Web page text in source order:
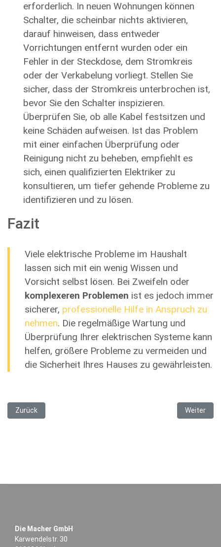
erforderlich. In neuen Wohnungen können
Schalter, die scheinbar nichts aktivieren,
darauf hinweisen, dass entweder
Vorrichtungen entfernt wurden oder ein
Fehler in der Steckdose, dem Stromkreis
oder der Verkabelung vorliegt. Stellen Sie
sicher, dass der Stromkreis unterbrochen ist,
bevor Sie den Schalter inspizieren.
Überprüfen Sie, ob alle Kabel festsitzen und
keine Schäden aufweisen. Ist das Problem
mit einer einfachen Überprüfung oder
Reinigung nicht zu beheben, empfiehlt es
sich, einen qualifizierten Elektriker zu
konsultieren, um tiefer gehende Probleme zu
identifizieren und zu lösen.
Fazit
Viele elektrische Probleme im Haushalt
lassen sich mit ein wenig Wissen und
Vorsicht selbst lösen. Bei Zweifeln oder
komplexeren Problemen ist es jedoch immer
sicherer, professionelle Hilfe in Anspruch zu
nehmen. Die regelmäßige Wartung und
Überprüfung Ihrer elektrischen Systeme kann
helfen, größere Probleme zu vermeiden und
die Sicherheit Ihres Hauses zu gewährleisten.
Vorheriger Beitrag: Der Backofen heizt nicht mehr – Was nun?
Zurück Nächster
Weiter
Die Macher GmbH
Karwendelstr. 30